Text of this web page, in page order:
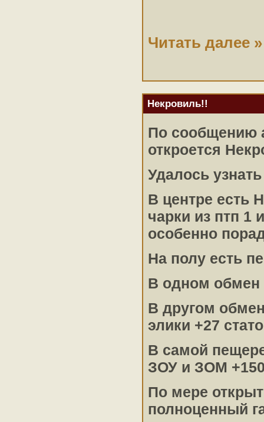
Читать далее »
Некровиль!!
По сообщению
откроется
Удалось
В центре есть
чарки из птп 1
особенно
На полу есть
В одном обмен
В другом
элики +27
В самой
ЗОУ и ЗОМ
По мере
полноценный